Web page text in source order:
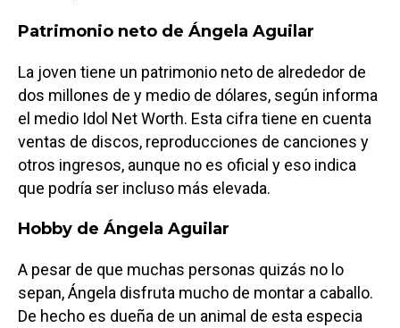
Patrimonio neto de Ángela Aguilar
La joven tiene un patrimonio neto de alrededor de
dos millones de y medio de dólares, según informa
el medio Idol Net Worth. Esta cifra tiene en cuenta
ventas de discos, reproducciones de canciones y
otros ingresos, aunque no es oficial y eso indica
que podría ser incluso más elevada.
Hobby de Ángela Aguilar
A pesar de que muchas personas quizás no lo
sepan, Ángela disfruta mucho de montar a caballo.
De hecho es dueña de un animal de esta especia